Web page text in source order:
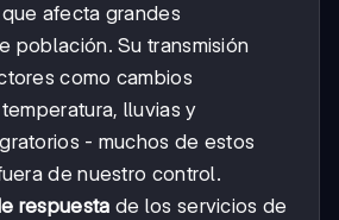
afecta grandes
población. Su transmisión
como cambios
lluvias y
- muchos de estos
de nuestro control.
respuesta de los servicios de